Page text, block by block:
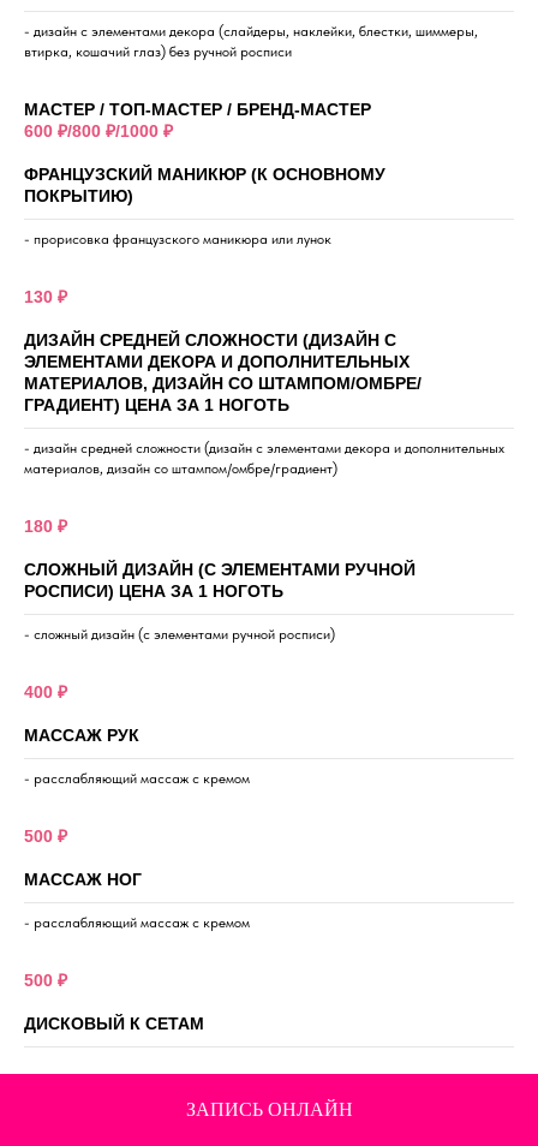
- дизайн с элементами декора (слайдеры, наклейки, блестки, шиммеры,
втирка, кошачий глаз) без ручной росписи
МАСТЕР / ТОП-МАСТЕР / БРЕНД-МАСТЕР
600 ₽/800 ₽/1000 ₽
ФРАНЦУЗСКИЙ МАНИКЮР (К ОСНОВНОМУ
ПОКРЫТИЮ)
- прорисовка французского маникюра или лунок
130 ₽
ДИЗАЙН СРЕДНЕЙ СЛОЖНОСТИ (ДИЗАЙН С
ЭЛЕМЕНТАМИ ДЕКОРА И ДОПОЛНИТЕЛЬНЫХ
МАТЕРИАЛОВ, ДИЗАЙН СО ШТАМПОМ/ОМБРЕ/
ГРАДИЕНТ) ЦЕНА ЗА 1 НОГОТЬ
- дизайн средней сложности (дизайн с элементами декора и дополнительных
материалов, дизайн со штампом/омбре/градиент)
180 ₽
СЛОЖНЫЙ ДИЗАЙН (С ЭЛЕМЕНТАМИ РУЧНОЙ
РОСПИСИ) ЦЕНА ЗА 1 НОГОТЬ
- сложный дизайн (с элементами ручной росписи)
400 ₽
МАССАЖ РУК
- расслабляющий массаж с кремом
500 ₽
МАССАЖ НОГ
- расслабляющий массаж с кремом
500 ₽
ДИСКОВЫЙ К СЕТАМ
ЗАПИСЬ ОНЛАЙН